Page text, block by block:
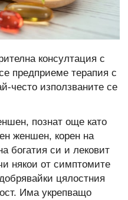
консултация с
предприеме терапия с
често използваните се
познат още като
женшен, корен на
богатия си и лековит
някои от симптомите
цялостния
Има укрепващо